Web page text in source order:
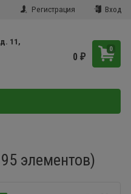
Регистрация Вход
11,
0
0₽
элементов)